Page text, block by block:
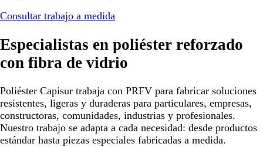
Consultar trabajo a medida
Especialistas en poliéster reforzado
con fibra de vidrio
Poliéster Capisur trabaja con PRFV para fabricar soluciones
resistentes, ligeras y duraderas para particulares, empresas,
constructoras, comunidades, industrias y profesionales.
Nuestro trabajo se adapta a cada necesidad: desde productos
estándar hasta piezas especiales fabricadas a medida.